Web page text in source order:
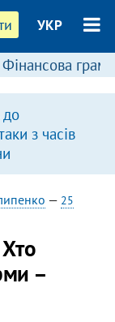
УКР
Фінансова
з часів
— 25
–